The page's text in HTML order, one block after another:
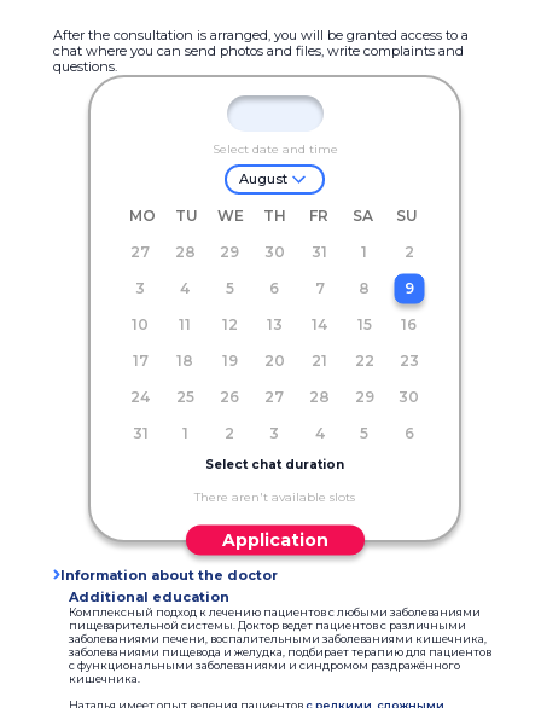
After the consultation is arranged, you will be granted access to a
chat where you can send photos and files, write complaints and
questions.
Select date and time
August
MO TU WE TH FR SA
SU
27
28 29 30 31 1
2
3
4 5 6 7 8
9
10
11 12 13 14 15
16
17
18 19 20 21 22
23
24
25 26 27 28 29
30
31
1 2 3 4 5 6
Select chat duration
There aren't available slots
Application
Information about the doctor
Additional education
Комплексный подход к лечению пациентов с любыми заболеваниями
пищеварительной системы. Доктор ведет пациентов с различными
заболеваниями печени, воспалительными заболеваниями кишечника,
заболеваниями пищевода и желудка, подбирает терапию для пациентов
с функциональными заболеваниями и синдромом раздражённого
кишечника.
Наталья имеет опыт ведения пациентовс редкими, сложными